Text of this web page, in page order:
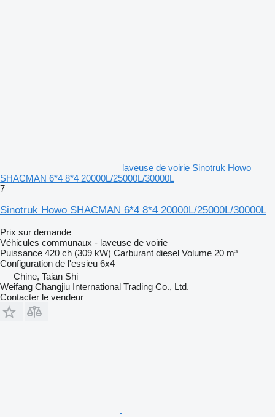
laveuse de voirie Sinotruk Howo
SHACMAN 6*4 8*4 20000L/25000L/30000L
7
Sinotruk Howo SHACMAN 6*4 8*4 20000L/25000L/30000L
Prix sur demande
Véhicules communaux - laveuse de voirie
Puissance 420 ch (309 kW) Carburant diesel Volume 20 m³
Configuration de l'essieu 6x4
Chine, Taian Shi
Weifang Changjiu International Trading Co., Ltd.
Contacter le vendeur